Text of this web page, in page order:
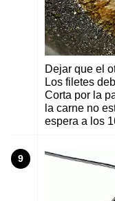
Dejar que el
Los filetes
Corta por la
la carne no
espera a los
9